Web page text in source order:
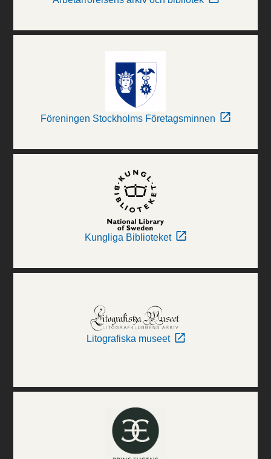
Föreningen Stockholms Företagsminnen
Kungliga Biblioteket
Litografiska museet